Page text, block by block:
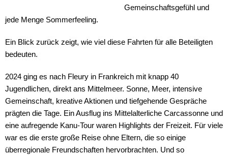
Gemeinschaftsgefühl und
jede Menge Sommerfeeling.
Ein Blick zurück zeigt, wie viel diese Fahrten für alle Beteiligten
bedeuten.
2024 ging es nach Fleury in Frankreich mit knapp 40
Jugendlichen, direkt ans Mittelmeer. Sonne, Meer, intensive
Gemeinschaft, kreative Aktionen und tiefgehende Gespräche
prägten die Tage. Ein Ausflug ins Mittelalterliche Carcassonne und
eine aufregende Kanu-Tour waren Highlights der Freizeit. Für viele
war es die erste große Reise ohne Eltern, die so einige
überregionale Freundschaften hervorbrachten. Und so